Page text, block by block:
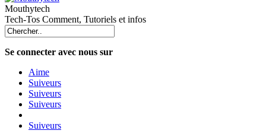
Mouthytech
Tech-Tos Comment, Tutoriels et infos
Se connecter avec nous sur
Aime
Suiveurs
Suiveurs
Suiveurs
Suiveurs